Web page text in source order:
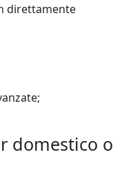
direttamente
domestico o